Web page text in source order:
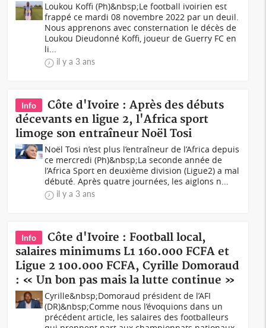
Loukou Koffi (Ph)&nbsp;Le football ivoirien est
frappé ce mardi 08 novembre 2022 par un deuil.
Nous apprenons avec consternation le décès de
Loukou Dieudonné Koffi, joueur de Guerry FC en
li...
il y a 3 ans
Info
Côte d'Ivoire : Après des débuts
décevants en ligue 2, l'Africa sport
limoge son entraîneur Noël Tosi
Noël Tosi n’est plus l’entraîneur de l’Africa depuis
ce mercredi (Ph)&nbsp;La seconde année de
l’Africa Sport en deuxième division (Ligue2) a mal
débuté. Après quatre journées, les aiglons n...
il y a 3 ans
Info
Côte d'Ivoire : Football local,
salaires minimums L1 160.000 FCFA et
Ligue 2 100.000 FCFA, Cyrille Domoraud
: « Un bon pas mais la lutte continue »
Cyrille&nbsp;Domoraud président de l’AFI
(DR)&nbsp;Comme nous l’évoquions dans un
précédent article, les salaires des footballeurs